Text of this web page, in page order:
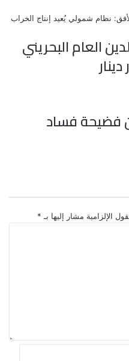
العام البحريني
فضيحة فساد
الإلزامية مشار إليها بـ *